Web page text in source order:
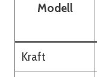
Modell
Kraft